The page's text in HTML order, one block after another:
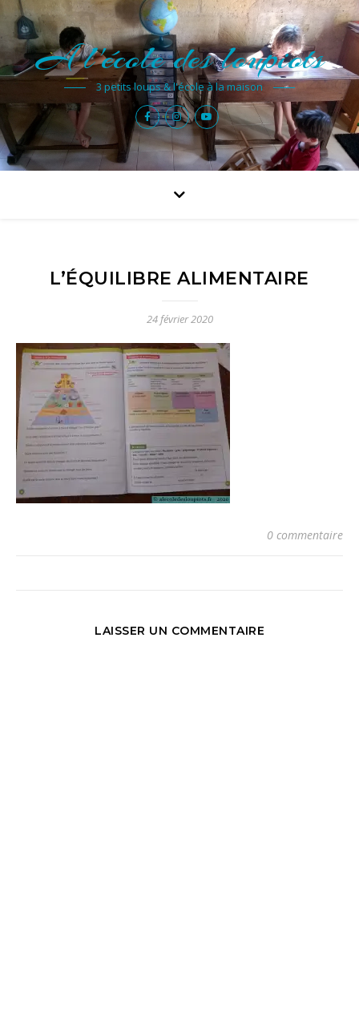
A l'école des loupiots
3 petits loups & l'école à la maison
L’ÉQUILIBRE ALIMENTAIRE
24 février 2020
0 commentaire
LAISSER UN COMMENTAIRE